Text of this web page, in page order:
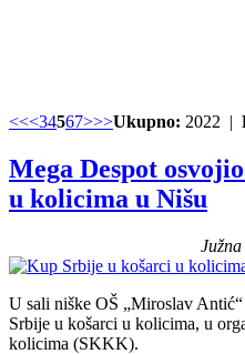
<<<34567>>>Ukupno: 2022 |
Mega Despot
u kolicima u Nišu
U sali niške OŠ „Miroslav
Srbije u košarci u kolicima, u
kolicima (SKKK).